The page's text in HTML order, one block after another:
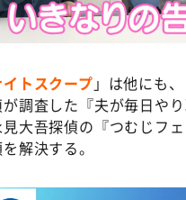
トスクープ 」は他にも
調査した『夫が毎日や
大吾探偵の『つむじフェ
解決する。